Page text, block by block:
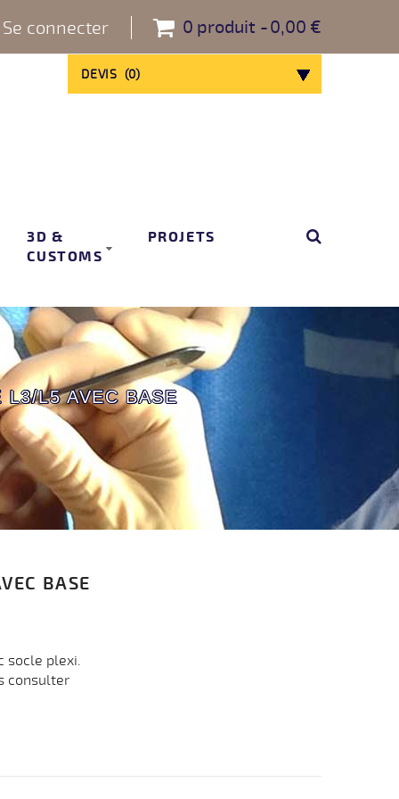
0 produit 0,00 €
Se connecter
DEVIS (0)
3D &
CUSTOMS
PROJETS
L3/L5 AVEC BASE
BASE
socle plexi.
consulter